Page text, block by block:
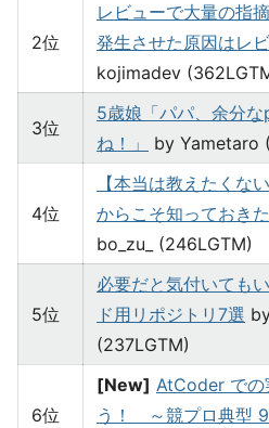
2位
レビューで大量の指
発生させた原因はレ
kojimadev
3位
5歳娘「パパ、余分
ね！」
by Yametaro
4位
【本当は教えたくな
からこそ知っておき
bo_zu_ (246LGTM)
5位
必要だと気付いても
ド用リポジトリ7選
(237LGTM)
6位
[New] AtCoder での
う！ ～競プロ典型